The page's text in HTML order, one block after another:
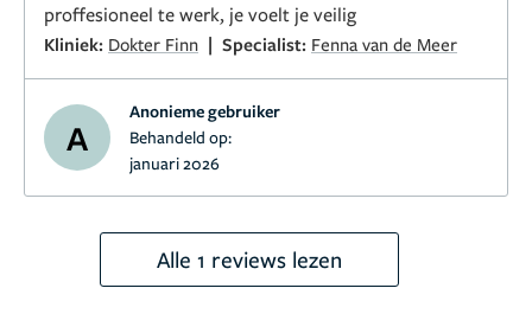
proffesioneel te werk, je voelt je veilig
Kliniek: Dokter Finn | Specialist: Fenna van de Meer
A
Anonieme gebruiker
Behandeld op:
januari 2026
Alle 1 reviews lezen